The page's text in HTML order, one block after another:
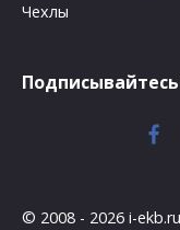
Чехлы
© 2008 - 2026 i-